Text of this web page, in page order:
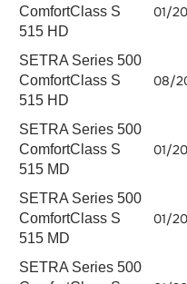
ComfortClass S
515 HD
01/
SETRA Series 500
ComfortClass S
515 HD
08/
SETRA Series 500
ComfortClass S
515 MD
01/
SETRA Series 500
ComfortClass S
515 MD
01/
SETRA Series 500